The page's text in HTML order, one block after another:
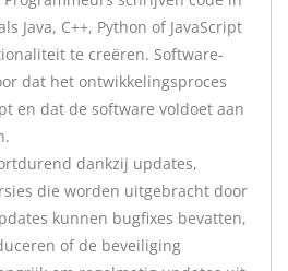
Java, C++, Python of JavaScript
te creëren. Software-
dat het ontwikkelingsproces
en dat de software voldoet aan
dankzij updates,
die worden uitgebracht door
kunnen bugfixes bevatten,
of de beveiliging